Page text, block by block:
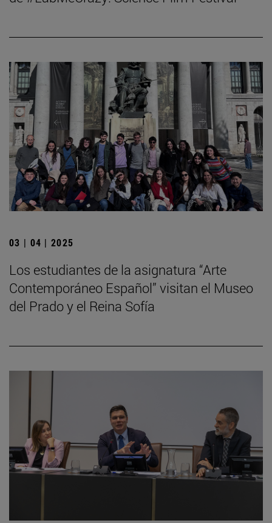
03 | 04 | 2025
Los estudiantes de la asignatura “Arte
Contemporáneo Español” visitan el Museo
del Prado y el Reina Sofía